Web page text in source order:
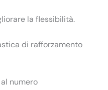
la flessibilità.
di rafforzamento
numero